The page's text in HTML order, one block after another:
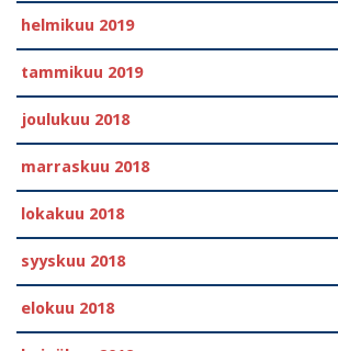
helmikuu 2019
tammikuu 2019
joulukuu 2018
marraskuu 2018
lokakuu 2018
syyskuu 2018
elokuu 2018